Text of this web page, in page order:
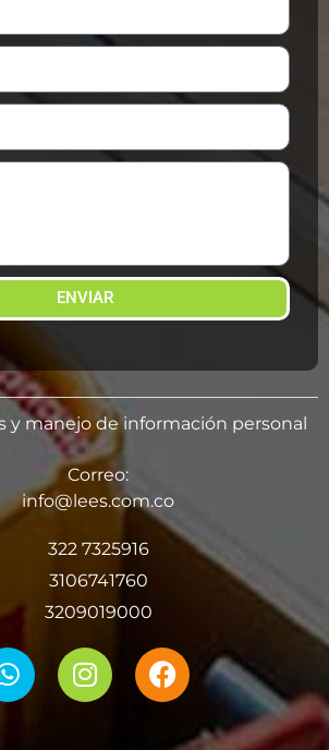
ENVIAR
y manejo de información personal
Correo:
info@lees.com.co
322 7325916
3106741760
3209019000